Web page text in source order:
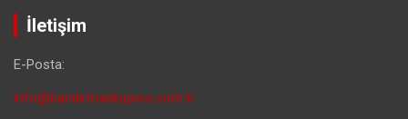
İletişim
E-Posta:
info@bandirmaekspres.com.tr